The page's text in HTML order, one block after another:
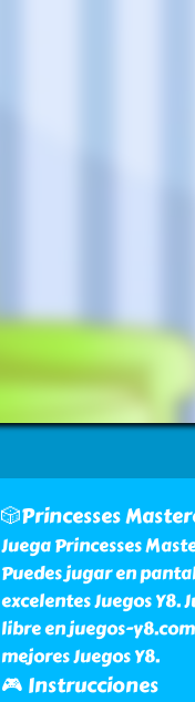
🎲Princesses
Juega Princesses
Puedes jugar en
excelentes Juegos Y8.
libre en juegos-
mejores Juegos Y8.
🎮 Instrucciones